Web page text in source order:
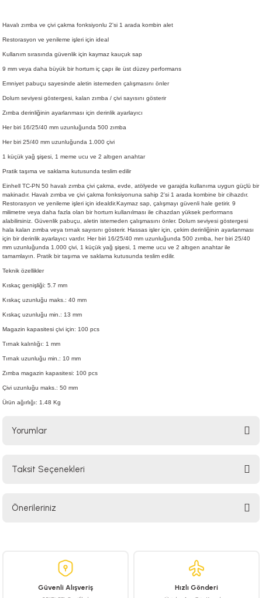
Havalı zımba ve çivi çakma fonksiyonlu 2'si 1 arada kombin alet
Restorasyon ve yenileme işleri için ideal
Kullanım sırasında güvenlik için kaymaz kauçuk sap
9 mm veya daha büyük bir hortum iç çapı ile üst düzey performans
Emniyet pabuçu sayesinde aletin istemeden çalışmasını önler
Dolum seviyesi göstergesi, kalan zımba / çivi sayısını gösterir
Zımba derinliğinin ayarlanması için derinlik ayarlayıcı
Her biri 16/25/40 mm uzunluğunda 500 zımba
Her biri 25/40 mm uzunluğunda 1.000 çivi
1 küçük yağ şişesi, 1 meme ucu ve 2 altıgen anahtar
Pratik taşıma ve saklama kutusunda teslim edilir
Einhell TC-PN 50 havalı zımba çivi çakma, evde, atölyede ve garajda kullanıma uygun güçlü bir
makinadır. Havalı zımba ve çivi çakma fonksiyonuna sahip 2'si 1 arada kombine bir cihazdır.
Restorasyon ve yenileme işleri için idealdir.Kaymaz sap, çalışmayı güvenli hale getirir. 9
milimetre veya daha fazla olan bir hortum kullanılması ile cihazdan yüksek performans
alabilirsiniz. Güvenlik pabuçu, aletin istemeden çalışmasını önler. Dolum seviyesi göstergesi
hala kalan zımba veya tırnak sayısını gösterir. Hassas işler için, çekim derinliğinin ayarlanması
için bir derinlik ayarlayıcı vardır. Her biri 16/25/40 mm uzunluğunda 500 zımba, her biri 25/40
mm uzunluğunda 1.000 çivi, 1 küçük yağ şişesi, 1 meme ucu ve 2 altıgen anahtar ile
tamamlayın. Pratik bir taşıma ve saklama kutusunda teslim edilir.
Teknik özellikler
Kıskaç genişliği: 5.7 mm
Kıskaç uzunluğu maks.: 40 mm
Kıskaç uzunluğu min.: 13 mm
Magazin kapasitesi çivi için: 100 pcs
Tırnak kalınlığı: 1 mm
Tırnak uzunluğu min.: 10 mm
Zımba magazin kapasitesi: 100 pcs
Çivi uzunluğu maks.: 50 mm
Ürün ağırlığı: 1.48 Kg
Yorumlar
Bu ürüne ilk yorumu siz yapın!
Taksit Seçenekleri
Önerileriniz
Görüş ve önerileriniz için teşekkür ederiz.
Ürün resmi kalitesiz, bozuk veya görüntülenemiyor.
Güvenli Alışveriş Hızlı Gönderi